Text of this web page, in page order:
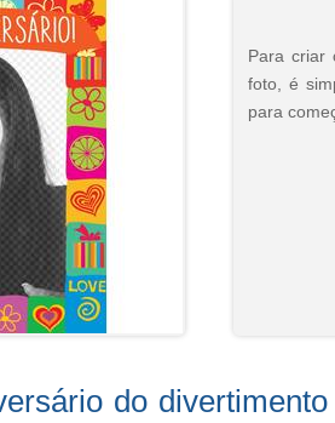
Para criar
foto, é
para
do